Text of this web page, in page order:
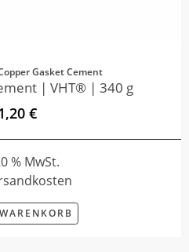
Gasket Cement
| VHT® | 340 g
€
% MwSt.